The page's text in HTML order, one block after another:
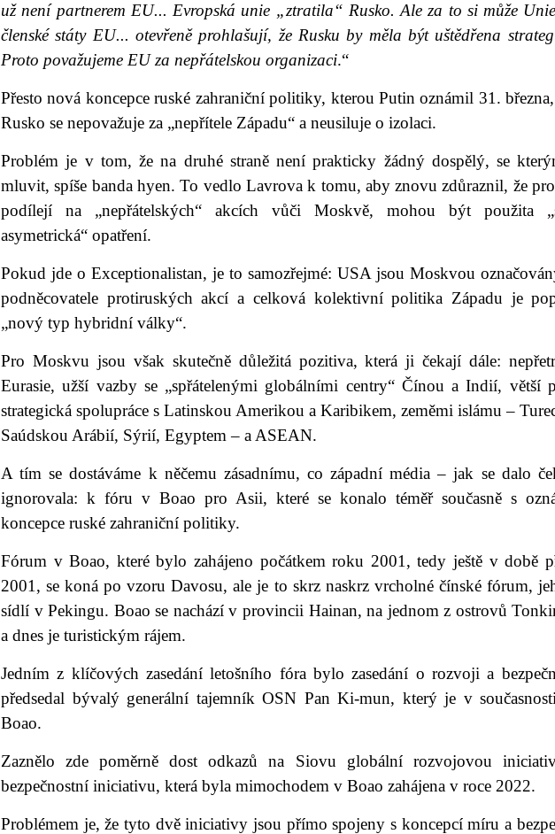
už není partnerem EU... Evropská unie „ztratila“ Rusko. Ale za to si může
členské státy EU... otevřeně prohlašují, že Rusku by měla být uštědřena
Proto považujeme EU za nepřátelskou organizaci.“
Přesto nová koncepce ruské zahraniční politiky, kterou Putin oznámil 31.
Rusko se nepovažuje za „nepřítele Západu“ a neusiluje o izolaci.
Problém je v tom, že na druhé straně není prakticky žádný dospělý, se
mluvit, spíše banda hyen. To vedlo Lavrova k tomu, aby znovu zdůraznil, že
podílejí na „nepřátelských“ akcích vůči Moskvě, mohou být použita
asymetrická“ opatření.
Pokud jde o Exceptionalistan, je to samozřejmé: USA jsou Moskvou
podněcovatele protiruských akcí a celková kolektivní politika Západu je
„nový typ hybridní války“.
Pro Moskvu jsou však skutečně důležitá pozitiva, která ji čekají dále:
Eurasie, užší vazby se „spřátelenými globálními centry“ Čínou a Indií, větší
strategická spolupráce s Latinskou Amerikou a Karibikem, zeměmi islámu –
Saúdskou Arábií, Sýrií, Egyptem – a ASEAN.
A tím se dostáváme k něčemu zásadnímu, co západní média – jak se dalo
ignorovala: k fóru v Boao pro Asii, které se konalo téměř současně s
koncepce ruské zahraniční politiky.
Fórum v Boao, které bylo zahájeno počátkem roku 2001, tedy ještě v době
2001, se koná po vzoru Davosu, ale je to skrz naskrz vrcholné čínské fórum,
sídlí v Pekingu. Boao se nachází v provincii Hainan, na jednom z ostrovů
a dnes je turistickým rájem.
Jedním z klíčových zasedání letošního fóra bylo zasedání o rozvoji a
předsedal bývalý generální tajemník OSN Pan Ki-mun, který je v
Boao.
Zaznělo zde poměrně dost odkazů na Siovu globální rozvojovou
bezpečnostní iniciativu, která byla mimochodem v Boao zahájena v roce 2022.
Problémem je, že tyto dvě iniciativy jsou přímo spojeny s koncepcí míru a